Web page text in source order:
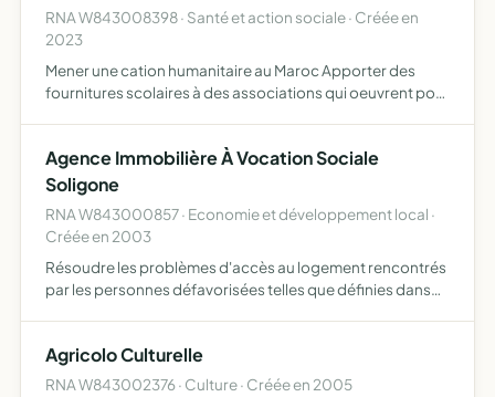
RNA W843008398 · Santé et action sociale · Créée en
2023
Mener une cation humanitaire au Maroc Apporter des
fournitures scolaires à des associations qui oeuvrent pour
Agence Immobilière À Vocation Sociale
Soligone
RNA W843000857 · Economie et développement local ·
Créée en 2003
Résoudre les problèmes d'accès au logement rencontrés
par les personnes défavorisées telles que définies dans
Agricolo Culturelle
RNA W843002376 · Culture · Créée en 2005